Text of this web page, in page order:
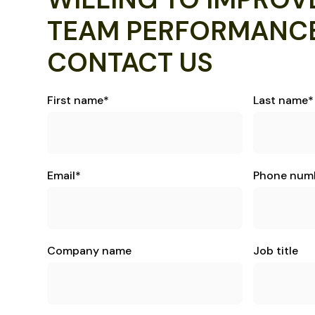
TEAM
CONTACT US
First name* Last name*
Email* Phone
Company name Job title